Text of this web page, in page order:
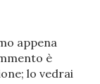
appena
è
lo vedrai